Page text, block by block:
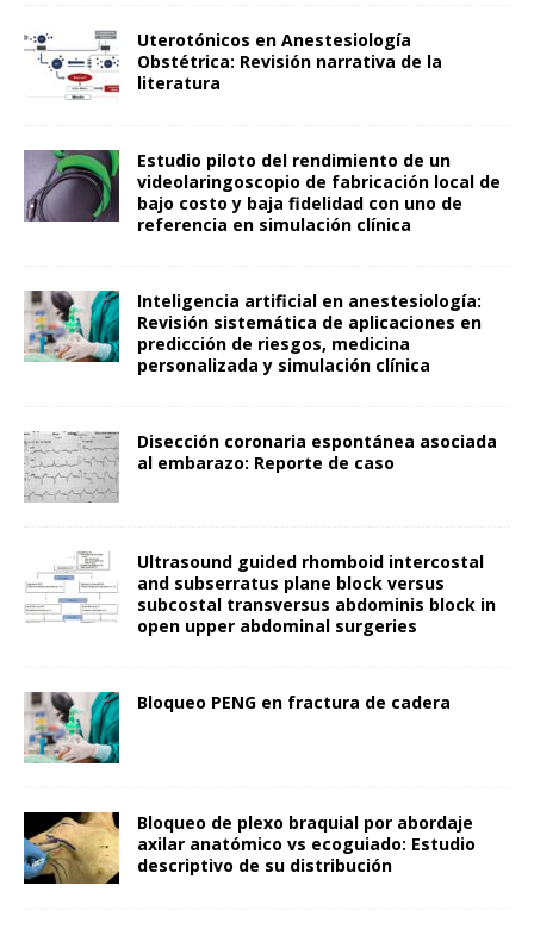
Uterotónicos en Anestesiología
Obstétrica: Revisión narrativa de la
literatura
Estudio piloto del rendimiento de un
videolaringoscopio de fabricación local de
bajo costo y baja fidelidad con uno de
referencia en simulación clínica
Inteligencia artificial en anestesiología:
Revisión sistemática de aplicaciones en
predicción de riesgos, medicina
personalizada y simulación clínica
Disección coronaria espontánea asociada
al embarazo: Reporte de caso
Ultrasound guided rhomboid intercostal
and subserratus plane block versus
subcostal transversus abdominis block in
open upper abdominal surgeries
Bloqueo PENG en fractura de cadera
Bloqueo de plexo braquial por abordaje
axilar anatómico vs ecoguiado: Estudio
descriptivo de su distribución